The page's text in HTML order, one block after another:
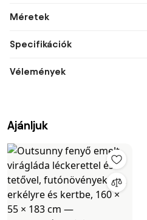
Méretek
Specifikációk
Vélemények
Ajánljuk